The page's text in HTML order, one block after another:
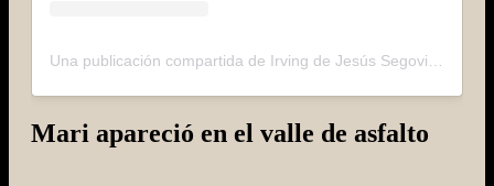
Mari apareció en el valle de asfalto